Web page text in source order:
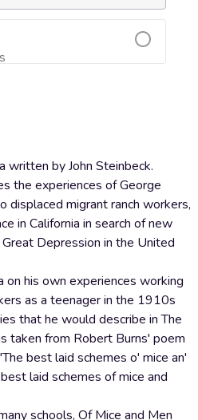
hinzufügen
written by John Steinbeck.
the experiences of George
displaced migrant ranch workers,
in California in search of new
Depression in the United
his own experiences working
as a teenager in the 1910s
that he would describe in The
taken from Robert Burns' poem
best laid schemes o' mice an'
laid schemes of mice and
schools, Of Mice and Men